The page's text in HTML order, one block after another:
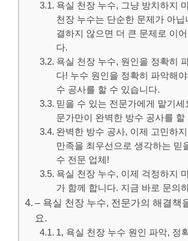
욕실 천장 누수, 그냥 방치하지
천장 누수는 단순한 문제가 아닙
결하지 않으면 더 큰 문제로 이어
다.
욕실 천장 누수, 원인을 정확히
다! 누수 원인을 정확히 파악해
수 공사를 할 수 있습니다.
믿을 수 있는 전문가에게 맡기세
문가만이 완벽한 방수 공사를 할
완벽한 방수 공사, 이제 고민하
만족을 최우선으로 생각하는 믿
수 전문 업체!
욕실 천장 누수, 이제 걱정하지
가 함께 합니다. 지금 바로 문의
– 욕실 천장 누수, 전문가의 해결책
요.
1, 욕실 천장 누수 원인 파악, 정